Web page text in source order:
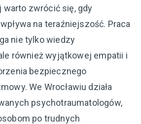
warto zwrócić się, gdy
na teraźniejszość. Praca
nie tylko wiedzy
również wyjątkowej empatii i
bezpiecznego
We Wrocławiu działa
psychotraumatologów,
po trudnych